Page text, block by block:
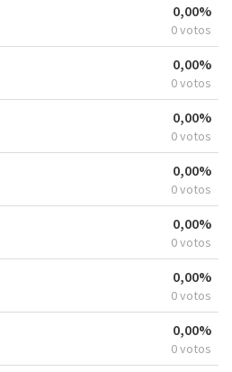
0,00%
0 votos
0,00%
0 votos
0,00%
0 votos
0,00%
0 votos
0,00%
0 votos
0,00%
0 votos
0,00%
0 votos